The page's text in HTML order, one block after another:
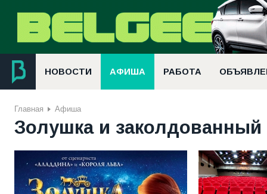
НОВОСТИ АФИША РАБОТА
Главная Афиша
Золушка и заколдованный